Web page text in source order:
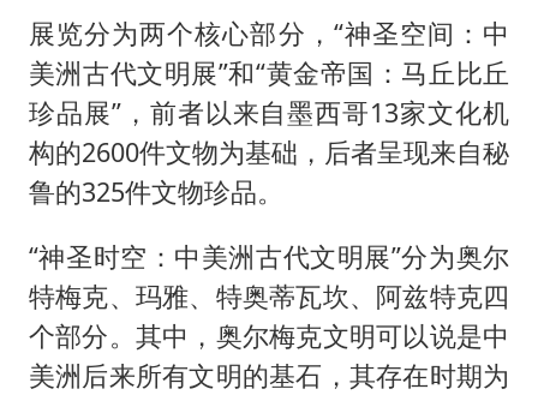
展览分为两个核心部分，“神圣空间：中
美洲古代文明展”和“黄金帝国：马丘比丘
珍品展”，前者以来自墨西哥13家文化机
构的2600件文物为基础，后者呈现来自秘
鲁的325件文物珍品。
“神圣时空：中美洲古代文明展”分为奥尔
特梅克、玛雅、特奥蒂瓦坎、阿兹特克四
个部分。其中，奥尔梅克文明可以说是中
美洲后来所有文明的基石，其存在时期为